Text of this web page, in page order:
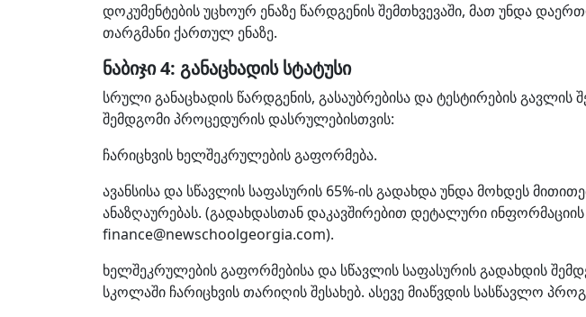
დოკუმენტების უცხოურ ენაზე წარდგენის შემთხვევაში, მათ უნდა
თარგმანი ქართულ ენაზე.
ნაბიჯი 4: განაცხადის სტატუსი
სრული განაცხადის წარდგენის, გასაუბრებისა და ტესტირების
შემდგომი პროცედურის დასრულებისთვის:
ჩარიცხვის ხელშეკრულების გაფორმება.
ავანსისა და სწავლის საფასურის 65%-ის გადახდა უნდა მოხდეს
ანაზღაურებას. (გადახდასთან დაკავშირებით დეტალური
finance@newschoolgeorgia.com).
ხელშეკრულების გაფორმებისა და სწავლის საფასურის გადახდის
სკოლაში ჩარიცხვის თარიღის შესახებ. ასევე მიაწვდის სასწავლო